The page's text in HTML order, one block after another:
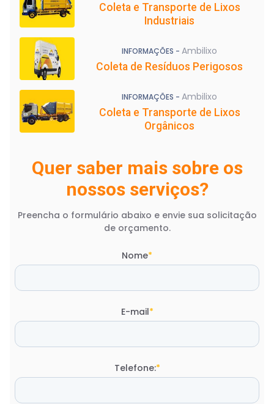
Coleta e Transporte de Lixos
Industriais
INFORMAÇÕES - Ambilixo
Coleta de Resíduos Perigosos
INFORMAÇÕES - Ambilixo
Coleta e Transporte de Lixos
Orgânicos
Quer saber mais sobre os
nossos serviços?
Preencha o formulário abaixo e envie sua solicitação
de orçamento.
Nome*
E-mail*
Telefone:*